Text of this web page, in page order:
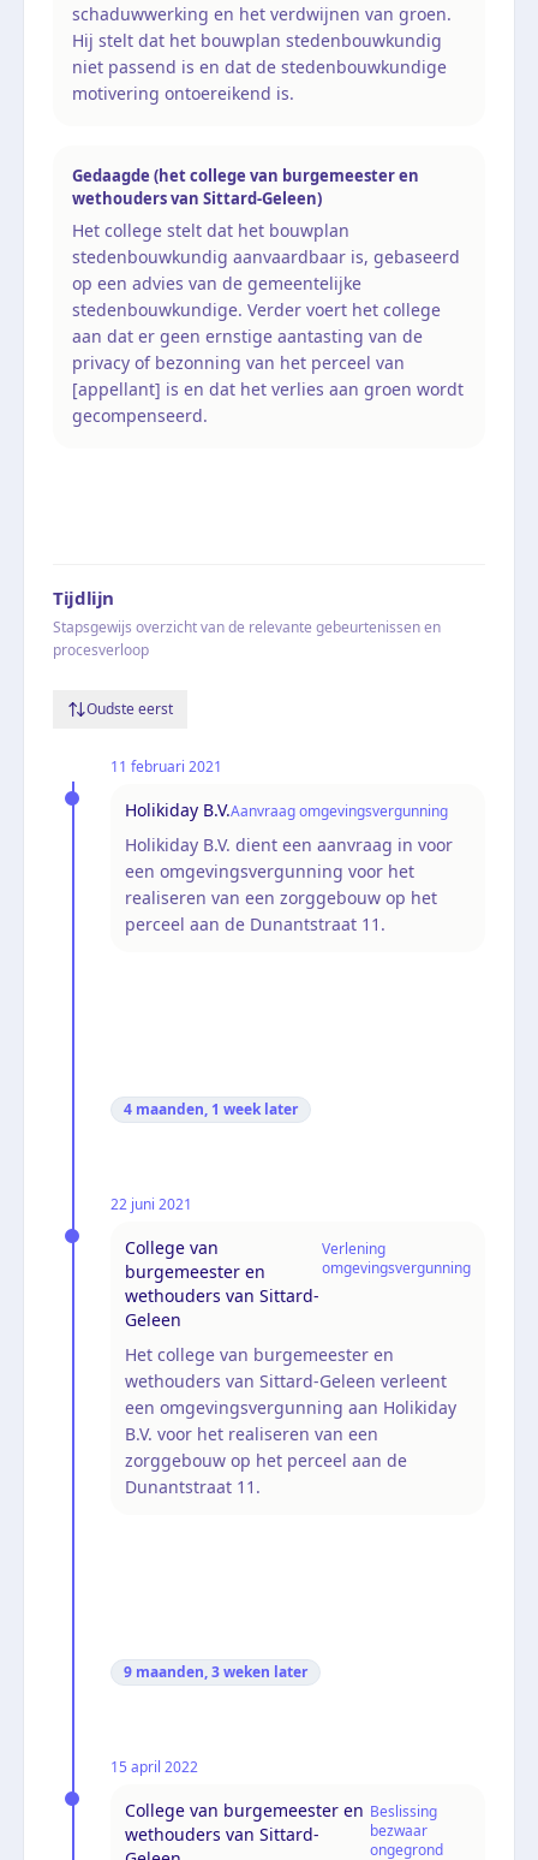
schaduwwerking en het verdwijnen van groen.
Hij stelt dat het bouwplan stedenbouwkundig
niet passend is en dat de stedenbouwkundige
motivering ontoereikend is.
Gedaagde (het college van burgemeester en
wethouders van Sittard-Geleen)
Het college stelt dat het bouwplan
stedenbouwkundig aanvaardbaar is, gebaseerd
op een advies van de gemeentelijke
stedenbouwkundige. Verder voert het college
aan dat er geen ernstige aantasting van de
privacy of bezonning van het perceel van
[appellant] is en dat het verlies aan groen wordt
gecompenseerd.
Tijdlijn
Stapsgewijs overzicht van de relevante gebeurtenissen en
procesverloop
Oudste eerst
11 februari 2021
Holikiday B.V.Aanvraag omgevingsvergunning
Holikiday B.V. dient een aanvraag in voor
een omgevingsvergunning voor het
realiseren van een zorggebouw op het
perceel aan de Dunantstraat 11.
4 maanden, 1 week later
22 juni 2021
College van
burgemeester en
wethouders van Sittard-
Geleen
Verlening
omgevingsvergunning
Het college van burgemeester en
wethouders van Sittard-Geleen verleent
een omgevingsvergunning aan Holikiday
B.V. voor het realiseren van een
zorggebouw op het perceel aan de
Dunantstraat 11.
9 maanden, 3 weken later
15 april 2022
College van burgemeester en
wethouders van Sittard-
Beslissing
bezwaar
ongegrond